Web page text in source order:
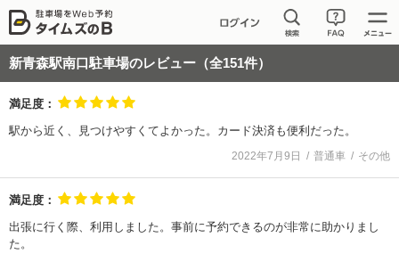
新青森駅南口駐車場のレビュー（全151件）
満足度：
駅から近く、見つけやすくてよかった。カード決済も便利だった。
2022年7月9日 普通車 その他
満足度：
出張に行く際、利用しました。事前に予約できるのが非常に助かりまし
た。